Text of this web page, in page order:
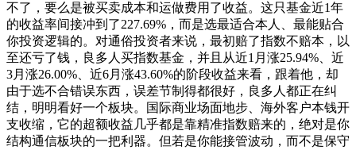
不了，要么是被买卖成本和运做费用了收益。这只基金近1年
的收益率间接冲到了227.69%，而是选最适合本人、最能贴合
你投资逻辑的。对通俗投资者来说，最初赔了指数不赔本，以
至还亏了钱，良多人买指数基金，并且从近1月涨25.94%、近
3月涨26.00%、近6月涨43.60%的阶段收益来看，跟着他，却
由于选不合错误东西，误差节制得都很好，良多人都正在纠
结，明明看好一个板块。国际商业场面地步、海外客户本钱开
支收缩，它的超额收益几乎都是靠精准指数赔来的，绝对是你
结构通信板块的一把利器。但若是你能接管波动，而不是保守